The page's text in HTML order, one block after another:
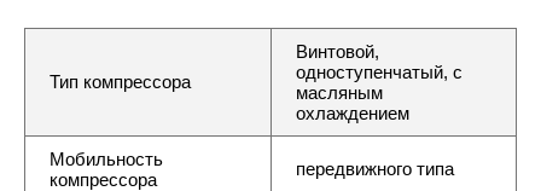
Тип компрессора
Винтовой,
одноступенчатый, с
масляным
охлаждением
Мобильность
компрессора
передвижного типа